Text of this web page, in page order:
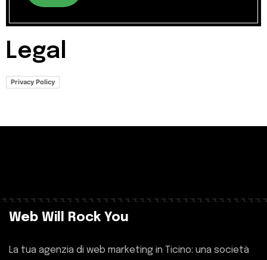
Legal
Privacy Policy
Web Will Rock You
La tua agenzia di web marketing in Ticino: una società